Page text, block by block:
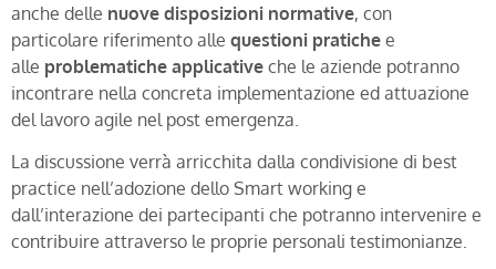
anche delle nuove disposizioni normative, con
particolare riferimento alle questioni pratiche e
alle problematiche applicative che le aziende potranno
incontrare nella concreta implementazione ed attuazione
del lavoro agile nel post emergenza.
La discussione verrà arricchita dalla condivisione di best
practice nell’adozione dello Smart working e
dall’interazione dei partecipanti che potranno intervenire e
contribuire attraverso le proprie personali testimonianze.